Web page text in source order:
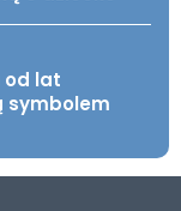
od lat
symbolem